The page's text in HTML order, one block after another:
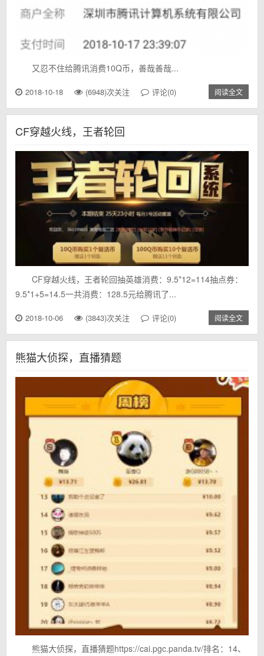
又忍不住给腾讯消费10Q币，善哉善哉...
2018-10-18 (6948)次关注 评论(0) 阅读全文
CF穿越火线，王者轮回
CF穿越火线，王者轮回抽英雄消费：9.5*12=114抽点券：
9.5*1+5=14.5一共消费：128.5元给腾讯了...
2018-10-06 (3843)次关注 评论(0) 阅读全文
熊猫大侦探，直播猜题
熊猫大侦探，直播猜题https://cai.pgc.panda.tv/排名：14、